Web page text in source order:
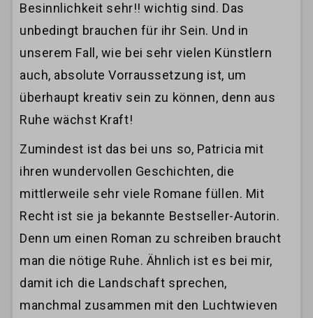
Besinnlichkeit sehr!! wichtig sind. Das
unbedingt brauchen für ihr Sein. Und in
unserem Fall, wie bei sehr vielen Künstlern
auch, absolute Vorraussetzung ist, um
überhaupt kreativ sein zu können, denn aus
Ruhe wächst Kraft!
Zumindest ist das bei uns so, Patricia mit
ihren wundervollen Geschichten, die
mittlerweile sehr viele Romane füllen. Mit
Recht ist sie ja bekannte Bestseller-Autorin.
Denn um einen Roman zu schreiben braucht
man die nötige Ruhe. Ähnlich ist es bei mir,
damit ich die Landschaft sprechen,
manchmal zusammen mit den Luchtwieven